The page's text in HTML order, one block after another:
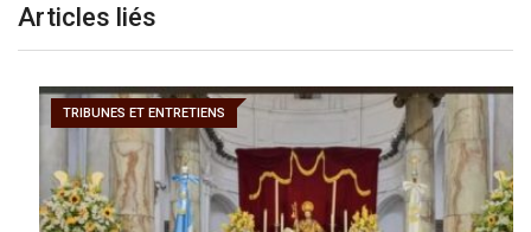
Articles liés
TRIBUNES ET ENTRETIENS